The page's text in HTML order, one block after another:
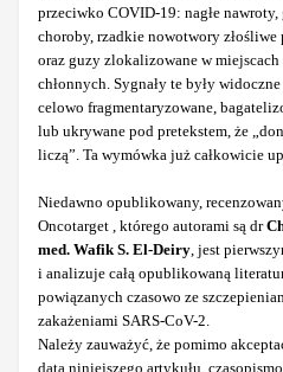
przeciwko COVID-19: nagłe nawroty,
choroby, rzadkie nowotwory
oraz guzy zlokalizowane w
chłonnych. Sygnały te były
celowo fragmentaryzowane,
lub ukrywane pod pretekstem, że
liczą”. Ta wymówka już całkowicie
Niedawno opublikowany,
Oncotarget , którego autorami są dr
med. Wafik S. El-Deiry, jest
i analizuje całą opublikowaną
powiązanych czasowo ze
zakażeniami SARS-CoV-2.
Należy zauważyć, że pomimo
datą niniejszego artykułu,